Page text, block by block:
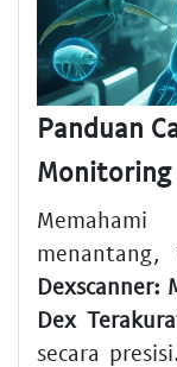
Panduan
Monitoring
Dexscanner:
Dex
secara